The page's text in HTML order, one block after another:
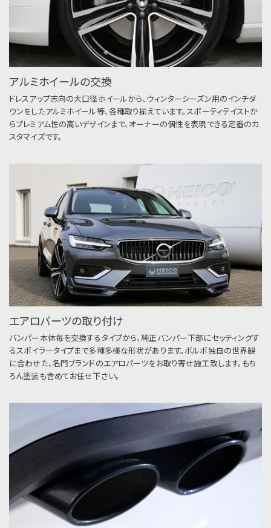
アルミホイールの交換
ドレスアップ志向の大口径ホイールから、ウィンターシーズン用のインチダ
ウンをしたアルミホイール等、各種取り揃えています。スポーティテイストか
らプレミアム性の高いデザインまで、オーナーの個性を表現できる定番のカ
スタマイズです。
エアロパーツの取り付け
バンパー本体毎を交換するタイプから、純正バンパー下部にセッティングす
るスポイラータイプまで多種多様な形状があります。ボルボ独自の世界観
に合わせた、名門ブランドのエアロパーツをお取り寄せ施工致します。もち
ろん塗装も含めてお任せ下さい。